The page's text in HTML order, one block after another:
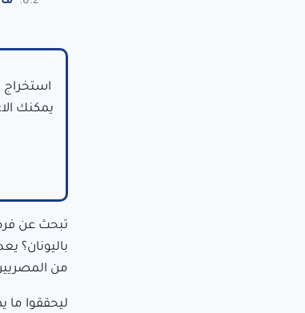
استخراج
يمكنك
تبحث عن
باليونان؟
من
ليحققوا ما